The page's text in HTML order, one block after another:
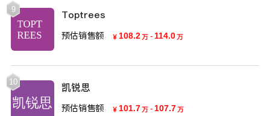
9 Toptrees
预估销售额 ￥ 108.2万 - 114.0万
10 凯锐思
预估销售额 ￥ 101.7万 - 107.7万